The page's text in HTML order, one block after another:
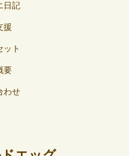
日記
援
ット
要
わせ